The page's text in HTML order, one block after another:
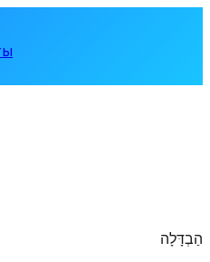
הַבְדָּלָה